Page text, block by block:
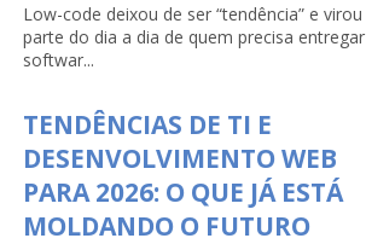
Low-code deixou de ser “tendência” e virou
parte do dia a dia de quem precisa entregar
softwar...
TENDÊNCIAS DE TI E
DESENVOLVIMENTO WEB
PARA 2026: O QUE JÁ ESTÁ
MOLDANDO O FUTURO